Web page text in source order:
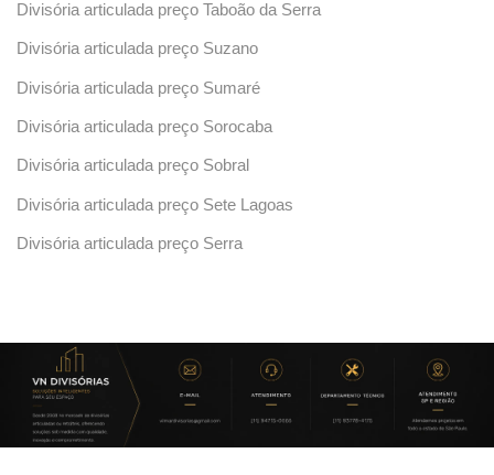
Divisória articulada preço Taboão da Serra
Divisória articulada preço Suzano
Divisória articulada preço Sumaré
Divisória articulada preço Sorocaba
Divisória articulada preço Sobral
Divisória articulada preço Sete Lagoas
Divisória articulada preço Serra